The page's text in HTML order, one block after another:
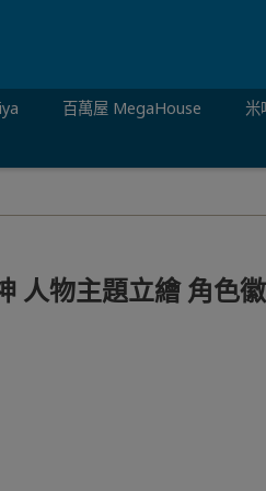
百萬屋 MegaHouse 米
人物主題立繪 角色